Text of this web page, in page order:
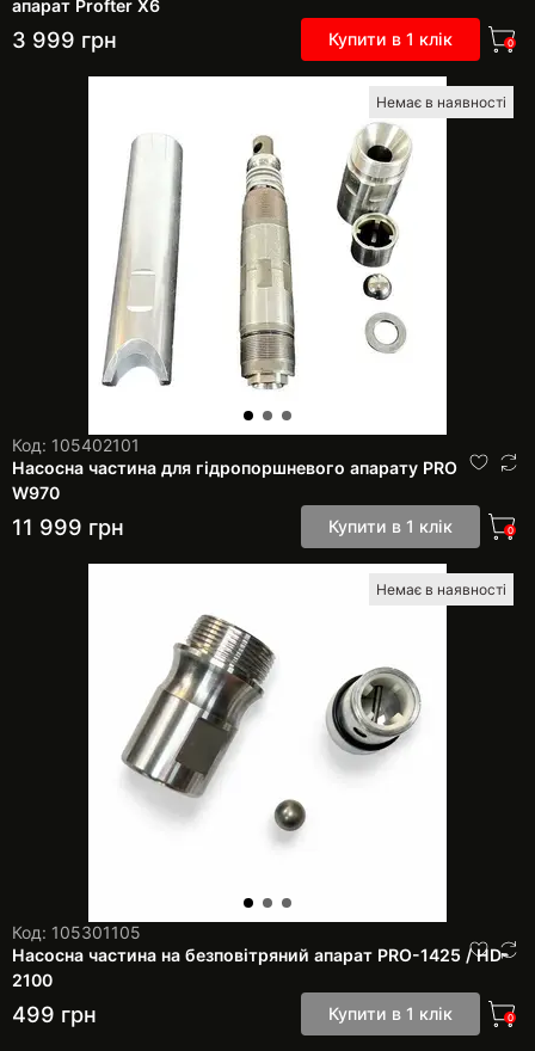
апарат Profter Х6
3 999 грн Купити в 1 клік 0
Немає в наявності
Код: 105402101
Насосна частина для гідропоршневого апарату PRO
W970
11 999 грн Купити в 1 клік 0
Немає в наявності
Код: 105301105
Насосна частина на безповітряний апарат PRO-1425 / HD-
2100
499 грн Купити в 1 клік 0